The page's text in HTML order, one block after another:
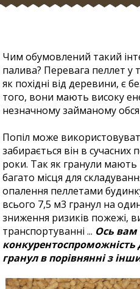
Чим обумовлений такий
палива? Перевага пеллет у
як похідні від деревини, є
того, вони мають високу
незначному займаному
Попіл може
забирається він в сучасних
роки. Так як гранули мають
багато місця для
опалення пеллетами
всього 7,5 м3 гранул на
зниження ризиків пожежі,
транспортуванні ... Ось вам
гранул в порівнянні з